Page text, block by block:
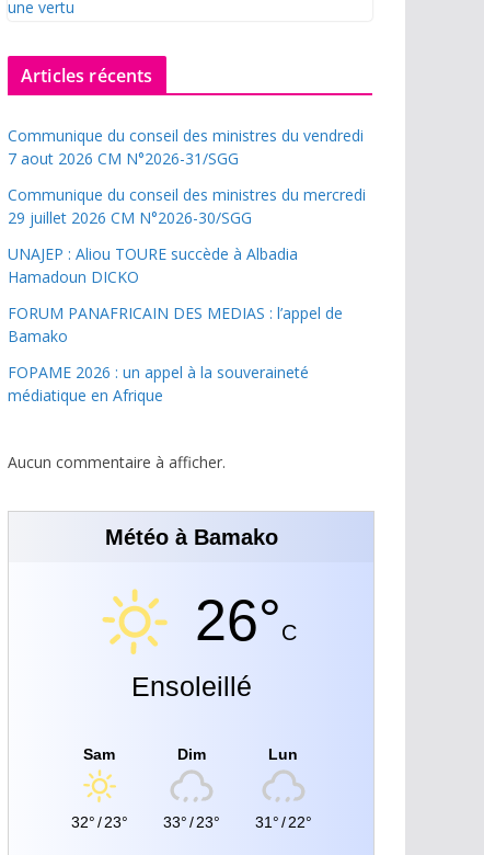
Articles récents
Communique du conseil des ministres du vendredi
7 aout 2026 CM N°2026-31/SGG
Communique du conseil des ministres du mercredi
29 juillet 2026 CM N°2026-30/SGG
UNAJEP : Aliou TOURE succède à Albadia
Hamadoun DICKO
FORUM PANAFRICAIN DES MEDIAS : l’appel de
Bamako
FOPAME 2026 : un appel à la souveraineté
médiatique en Afrique
Aucun commentaire à afficher.
Météo à Bamako
26°C
Ensoleillé
Sam
32°/ 23°
Dim
33°/ 23°
Lun
31°/ 22°